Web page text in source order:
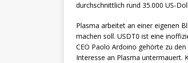
durchschnittlich rund 35.000 US-
Plasma arbeitet an einer eigenen
machen soll. USDT0 ist eine
CEO Paolo Ardoino gehörte zu
Interesse an Plasma untermauert.